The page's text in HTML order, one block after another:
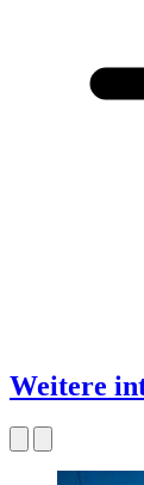
Weitere